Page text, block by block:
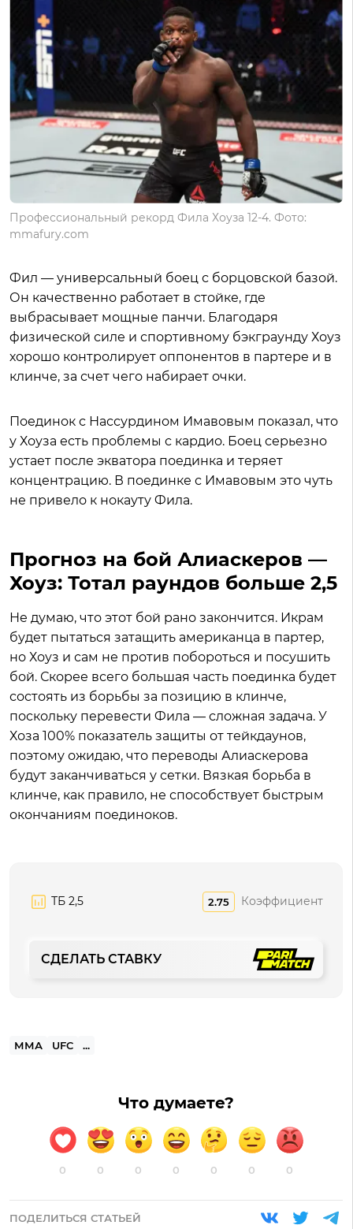
Профессиональный рекорд Фила Хоуза 12-4. Фото:
mmafury.com
Фил — универсальный боец с борцовской базой.
Он качественно работает в стойке, где
выбрасывает мощные панчи. Благодаря
физической силе и спортивному бэкграунду Хоуз
хорошо контролирует оппонентов в партере и в
клинче, за счет чего набирает очки.
Поединок с Нассурдином Имавовым показал, что
у Хоуза есть проблемы с кардио. Боец серьезно
устает после экватора поединка и теряет
концентрацию. В поединке с Имавовым это чуть
не привело к нокауту Фила.
Прогноз на бой Алиаскеров —
Хоуз: Тотал раундов больше 2,5
Не думаю, что этот бой рано закончится. Икрам
будет пытаться затащить американца в партер,
но Хоуз и сам не против побороться и посушить
бой. Скорее всего большая часть поединка будет
состоять из борьбы за позицию в клинче,
поскольку перевести Фила — сложная задача. У
Хоза 100% показатель защиты от тейкдаунов,
поэтому ожидаю, что переводы Алиаскерова
будут заканчиваться у сетки. Вязкая борьба в
клинче, как правило, не способствует быстрым
окончаниям поединоков.
ТБ 2,5 2.75 Коэффициент
СДЕЛАТЬ СТАВКУ
ММА UFC ...
Что думаете?
0 0 0 0 0 0 0
ПОДЕЛИТЬСЯ СТАТЬЕЙ